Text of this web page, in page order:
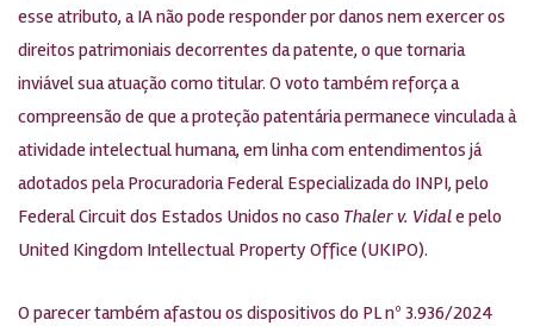
esse atributo, a IA não pode responder por danos nem exercer os
direitos patrimoniais decorrentes da patente, o que tornaria
inviável sua atuação como titular. O voto também reforça a
compreensão de que a proteção patentária permanece vinculada à
atividade intelectual humana, em linha com entendimentos já
adotados pela Procuradoria Federal Especializada do INPI, pelo
Federal Circuit dos Estados Unidos no caso Thaler v. Vidale pelo
United Kingdom Intellectual Property Office (UKIPO).
O parecer também afastou os dispositivos do PL nº 3.936/2024